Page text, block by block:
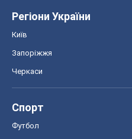
Регіони України
Київ
Запоріжжя
Черкаси
Спорт
Футбол